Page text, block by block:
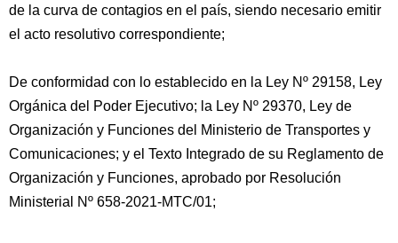
de la curva de contagios en el país, siendo necesario emitir
el acto resolutivo correspondiente;
De conformidad con lo establecido en la Ley Nº 29158, Ley
Orgánica del Poder Ejecutivo; la Ley Nº 29370, Ley de
Organización y Funciones del Ministerio de Transportes y
Comunicaciones; y el Texto Integrado de su Reglamento de
Organización y Funciones, aprobado por Resolución
Ministerial Nº 658-2021-MTC/01;